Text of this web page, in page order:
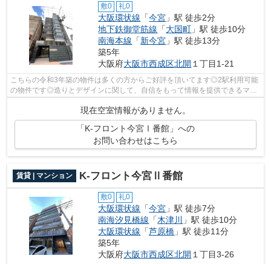
敷0 礼0
大阪環状線 「今宮 」駅 徒歩2分
地下鉄御堂筋線 「大国町 」駅 徒歩10分
南海本線 「新今宮 」駅 徒歩13分
築5年
大阪府大阪市西成区北開 １丁目1-21
こちらの令和3年築の物件は多くの方からご好評を頂いてます◎2駅利用可能
の物件です◎造りとデザインに関して、自信をもって情報を提供できるマン
現在空室情報がありません。
「K-フロント今宮Ⅰ番館」への
お問い合わせはこちら
賃貸 | マンション K-フロント今宮Ⅱ番館
敷0 礼0
大阪環状線 「今宮 」駅 徒歩7分
南海汐見橋線 「木津川
」駅 徒歩10分
大阪環状線 「芦原橋 」駅 徒歩11分
築5年
大阪府大阪市西成区北開 １丁目3-26